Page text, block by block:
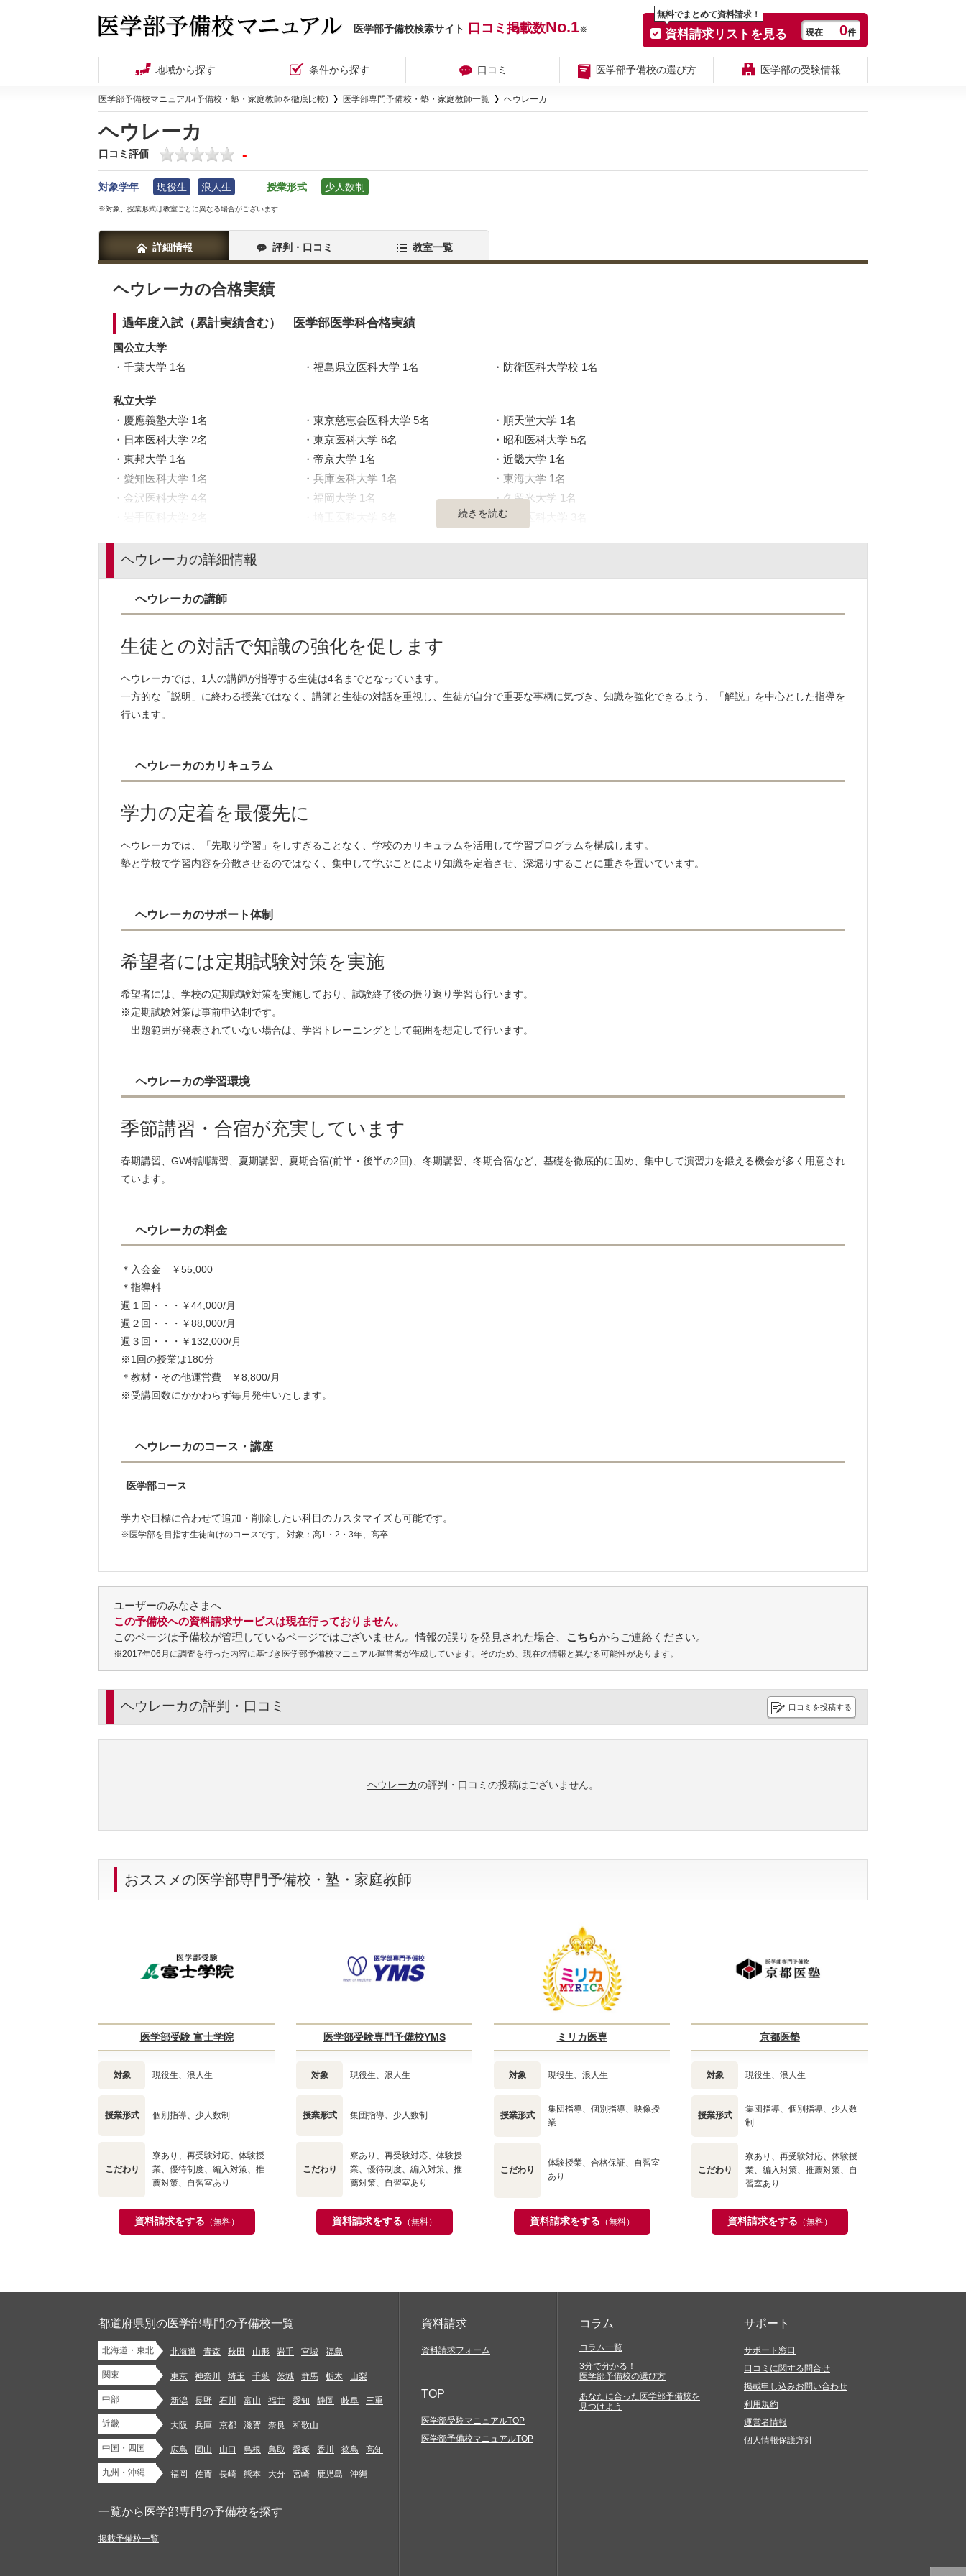
医学部予備校検索サイト 口コミ掲載数No.1※
無料でまとめて資料請求！
資料請求リストを見る 現在 0件
地域から探す 条件から探す 口コミ 医学部予備校の選び方 医学部の受験情報
医学部予備校マニュアル(予備校・塾・家庭教師を徹底比較) 医学部専門予備校・塾・家庭教師一覧 ヘウレーカ
ヘウレーカ
口コミ評価 -
対象学年 現役生 浪人生 授業形式 少人数制
※対象、授業形式は教室ごとに異なる場合がございます
詳細情報 評判・口コミ 教室一覧
ヘウレーカの合格実績
過年度入試（累計実績含む） 医学部医学科合格実績
国公立大学
千葉大学 1名
福島県立医科大学 1名 防衛医科大学校 1名
私立大学
慶應義塾大学 1名
東京慈恵会医科大学 5名
順天堂大学 1名
日本医科大学 2名
東京医科大学 6名
昭和医科大学 5名
東邦大学 1名
帝京大学 1名
近畿大学 1名
愛知医科大学 1名
兵庫医科大学 1名
東海大学 1名
金沢医科大学 4名
福岡大学 1名
久留米大学 1名
獨協医科大学 3名
続きを読む
ヘウレーカの詳細情報
ヘウレーカの講師
生徒との対話で知識の強化を促します
ヘウレーカでは、1人の講師が指導する生徒は4名までとなっています。
一方的な「説明」に終わる授業ではなく、講師と生徒の対話を重視し、生徒が自分で重要な事柄に気づき、知識を強化できるよう、「解説」を中心とした指導を
行います。
ヘウレーカのカリキュラム
学力の定着を最優先に
ヘウレーカでは、「先取り学習」をしすぎることなく、学校のカリキュラムを活用して学習プログラムを構成します。
塾と学校で学習内容を分散させるのではなく、集中して学ぶことにより知識を定着させ、深堀りすることに重きを置いています。
ヘウレーカのサポート体制
希望者には定期試験対策を実施
希望者には、学校の定期試験対策を実施しており、試験終了後の振り返り学習も行います。
※定期試験対策は事前申込制です。
出題範囲が発表されていない場合は、学習トレーニングとして範囲を想定して行います。
ヘウレーカの学習環境
季節講習・合宿が充実しています
春期講習、GW特訓講習、夏期講習、夏期合宿(前半・後半の2回)、冬期講習、冬期合宿など、基礎を徹底的に固め、集中して演習力を鍛える機会が多く用意され
ています。
ヘウレーカの料金
＊入会金 ￥55,000
＊指導料
週１回・・・￥44,000/月
週２回・・・￥88,000/月
週３回・・・￥132,000/月
※1回の授業は180分
＊教材・その他運営費 ￥8,800/月
※受講回数にかかわらず毎月発生いたします。
ヘウレーカのコース・講座
□医学部コース
学力や目標に合わせて追加・削除したい科目のカスタマイズも可能です。
※医学部を目指す生徒向けのコースです。 対象：高1・2・3年、高卒
ユーザーのみなさまへ
この予備校への資料請求サービスは現在行っておりません。
このページは予備校が管理しているページではございません。情報の誤りを発見された場合、 こちらからご連絡ください。
※2017年06月に調査を行った内容に基づき医学部予備校マニュアル運営者が作成しています。そのため、現在の情報と異なる可能性があります。
ヘウレーカの評判・口コミ 口コミを投稿する
ヘウレーカの評判・口コミの投稿はございません。
おススメの医学部専門予備校・塾・家庭教師
医学部受験 富士学院
対象 現役生、浪人生
授業形式 個別指導、少人数制
こだわり
寮あり、再受験対応、体験授
業、優待制度、編入対策、推
薦対策、自習室あり
資料請求をする （無料）
医学部受験専門予備校YMS
対象 現役生、浪人生
授業形式 集団指導、少人数制
こだわり
寮あり、再受験対応、体験授
業、優待制度、編入対策、推
薦対策、自習室あり
資料請求をする （無料）
ミリカ医専
対象 現役生、浪人生
授業形式
集団指導、個別指導、映像授
業
こだわり
体験授業、合格保証、自習室
あり
資料請求をする （無料）
京都医塾
対象 現役生、浪人生
授業形式
集団指導、個別指導、少人数
制
こだわり
寮あり、再受験対応、体験授
業、編入対策、推薦対策、自
習室あり
資料請求をする （無料）
都道府県別の医学部専門の予備校一覧
北海道・東北 北海道 青森 秋田 山形 岩手 宮城 福島
関東 東京 神奈川 埼玉 千葉 茨城 群馬 栃木 山梨
中部 新潟 長野 石川 富山 福井 愛知 静岡 岐阜 三重
近畿 大阪 兵庫 京都 滋賀 奈良 和歌山
中国・四国 広島 岡山 山口 島根 鳥取 愛媛 香川 徳島 高知
九州・沖縄 福岡 佐賀 長崎 熊本 大分 宮崎 鹿児島 沖縄
一覧から医学部専門の予備校を探す
掲載予備校一覧
資料請求
資料請求フォーム
TOP
医学部受験マニュアルTOP
医学部予備校マニュアルTOP
コラム
コラム一覧
3分で分かる！
医学部予備校の選び方
あなたに合った医学部予備校を
見つけよう
サポート
サポート窓口
口コミに関する問合せ
掲載申し込みお問い合わせ
利用規約
運営者情報
個人情報保護方針